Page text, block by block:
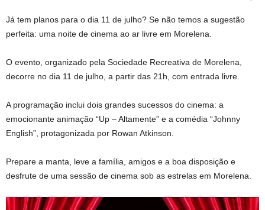
Já tem planos para o dia 11 de julho? Se não temos a sugestão
perfeita: uma noite de cinema ao ar livre em Morelena.
O evento, organizado pela Sociedade Recreativa de Morelena,
decorre no dia 11 de julho, a partir das 21h, com entrada livre.
A programação inclui dois grandes sucessos do cinema: a
emocionante animação “Up – Altamente” e a comédia “Johnny
English”, protagonizada por Rowan Atkinson.
Prepare a manta, leve a família, amigos e a boa disposição e
desfrute de uma sessão de cinema sob as estrelas em Morelena.